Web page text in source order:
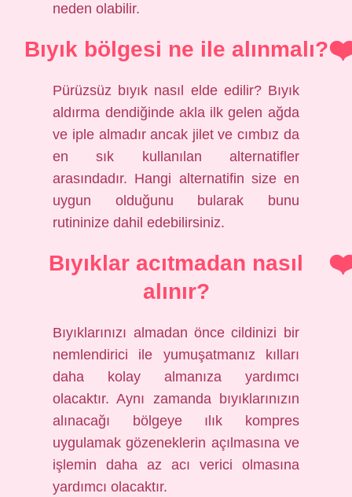
neden olabilir.
Bıyık bölgesi ne ile alınmalı?
Pürüzsüz bıyık nasıl elde edilir? Bıyık
aldırma dendiğinde akla ilk gelen ağda
ve iple almadır ancak jilet ve cımbız da
en sık kullanılan alternatifler
arasındadır. Hangi alternatifin size en
uygun olduğunu bularak bunu
rutininize dahil edebilirsiniz.
Bıyıklar acıtmadan nasıl
alınır?
Bıyıklarınızı almadan önce cildinizi bir
nemlendirici ile yumuşatmanız kılları
daha kolay almanıza yardımcı
olacaktır. Aynı zamanda bıyıklarınızın
alınacağı bölgeye ılık kompres
uygulamak gözeneklerin açılmasına ve
işlemin daha az acı verici olmasına
yardımcı olacaktır.